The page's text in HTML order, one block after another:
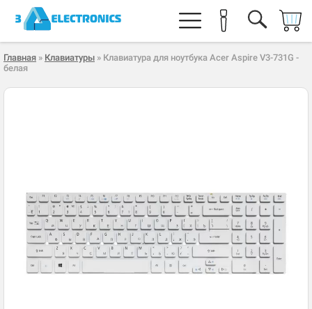
Главная » Клавиатуры » Клавиатура для ноутбука Acer Aspire V3-731G -
белая